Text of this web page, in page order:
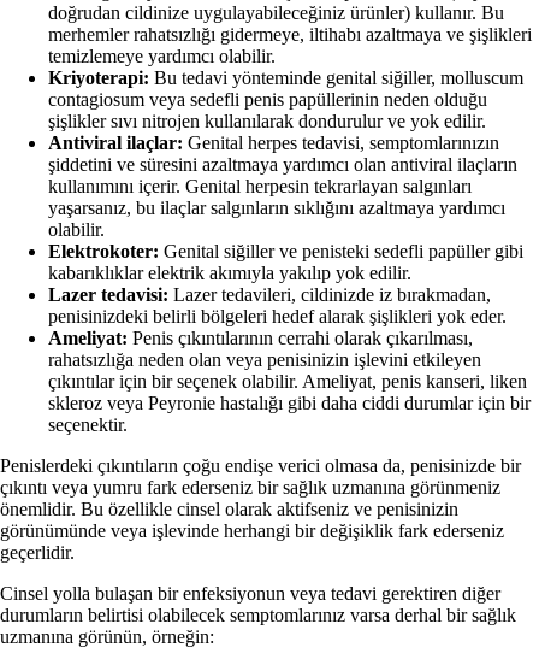
doğrudan cildinize uygulayabileceğiniz ürünler) kullanır. Bu
merhemler rahatsızlığı gidermeye, iltihabı azaltmaya ve şişlikleri
temizlemeye yardımcı olabilir.
Kriyoterapi: Bu tedavi yönteminde genital siğiller, molluscum
contagiosum veya sedefli penis papüllerinin neden olduğu
şişlikler sıvı nitrojen kullanılarak dondurulur ve yok edilir.
Antiviral ilaçlar: Genital herpes tedavisi, semptomlarınızın
şiddetini ve süresini azaltmaya yardımcı olan antiviral ilaçların
kullanımını içerir. Genital herpesin tekrarlayan salgınları
yaşarsanız, bu ilaçlar salgınların sıklığını azaltmaya yardımcı
olabilir.
Elektrokoter: Genital siğiller ve penisteki sedefli papüller gibi
kabarıklıklar elektrik akımıyla yakılıp yok edilir.
Lazer tedavisi: Lazer tedavileri, cildinizde iz bırakmadan,
penisinizdeki belirli bölgeleri hedef alarak şişlikleri yok eder.
Ameliyat: Penis çıkıntılarının cerrahi olarak çıkarılması,
rahatsızlığa neden olan veya penisinizin işlevini etkileyen
çıkıntılar için bir seçenek olabilir. Ameliyat, penis kanseri, liken
skleroz veya Peyronie hastalığı gibi daha ciddi durumlar için bir
seçenektir.
Penislerdeki çıkıntıların çoğu endişe verici olmasa da, penisinizde bir
çıkıntı veya yumru fark ederseniz bir sağlık uzmanına görünmeniz
önemlidir. Bu özellikle cinsel olarak aktifseniz ve penisinizin
görünümünde veya işlevinde herhangi bir değişiklik fark ederseniz
geçerlidir.
Cinsel yolla bulaşan bir enfeksiyonun veya tedavi gerektiren diğer
durumların belirtisi olabilecek semptomlarınız varsa derhal bir sağlık
uzmanına görünün, örneğin: